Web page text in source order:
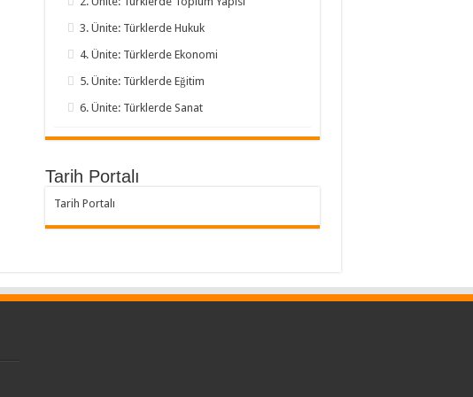
3. Ünite: Türklerde Hukuk
4. Ünite: Türklerde Ekonomi
5. Ünite: Türklerde Eğitim
6. Ünite: Türklerde Sanat
Tarih Portalı
Tarih Portalı